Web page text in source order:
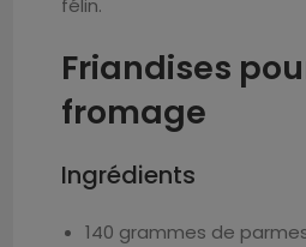
félin.
Friandises
fromage
Ingrédients
140 grammes de